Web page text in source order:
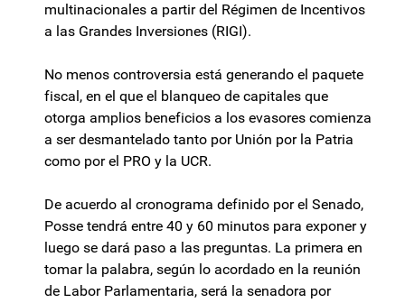
multinacionales a partir del Régimen de Incentivos
a las Grandes Inversiones (RIGI).
No menos controversia está generando el paquete
fiscal, en el que el blanqueo de capitales que
otorga amplios beneficios a los evasores comienza
a ser desmantelado tanto por Unión por la Patria
como por el PRO y la UCR.
De acuerdo al cronograma definido por el Senado,
Posse tendrá entre 40 y 60 minutos para exponer y
luego se dará paso a las preguntas. La primera en
tomar la palabra, según lo acordado en la reunión
de Labor Parlamentaria, será la senadora por